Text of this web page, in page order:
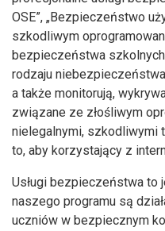
OSE”, „Bezpieczeństwo
szkodliwym
bezpieczeństwa
rodzaju
a także monitorują,
związane ze złośliwym
nielegalnymi, szkodliwymi
to, aby korzystający z
Usługi bezpieczeństwa to
naszego programu są
uczniów w bezpiecznym